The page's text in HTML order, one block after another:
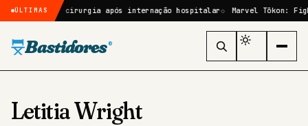
ÚLTIMAS
por cirurgia após internação hospitalar Marvel Tōkon: Fighting
Bastidores ®
Letitia Wright